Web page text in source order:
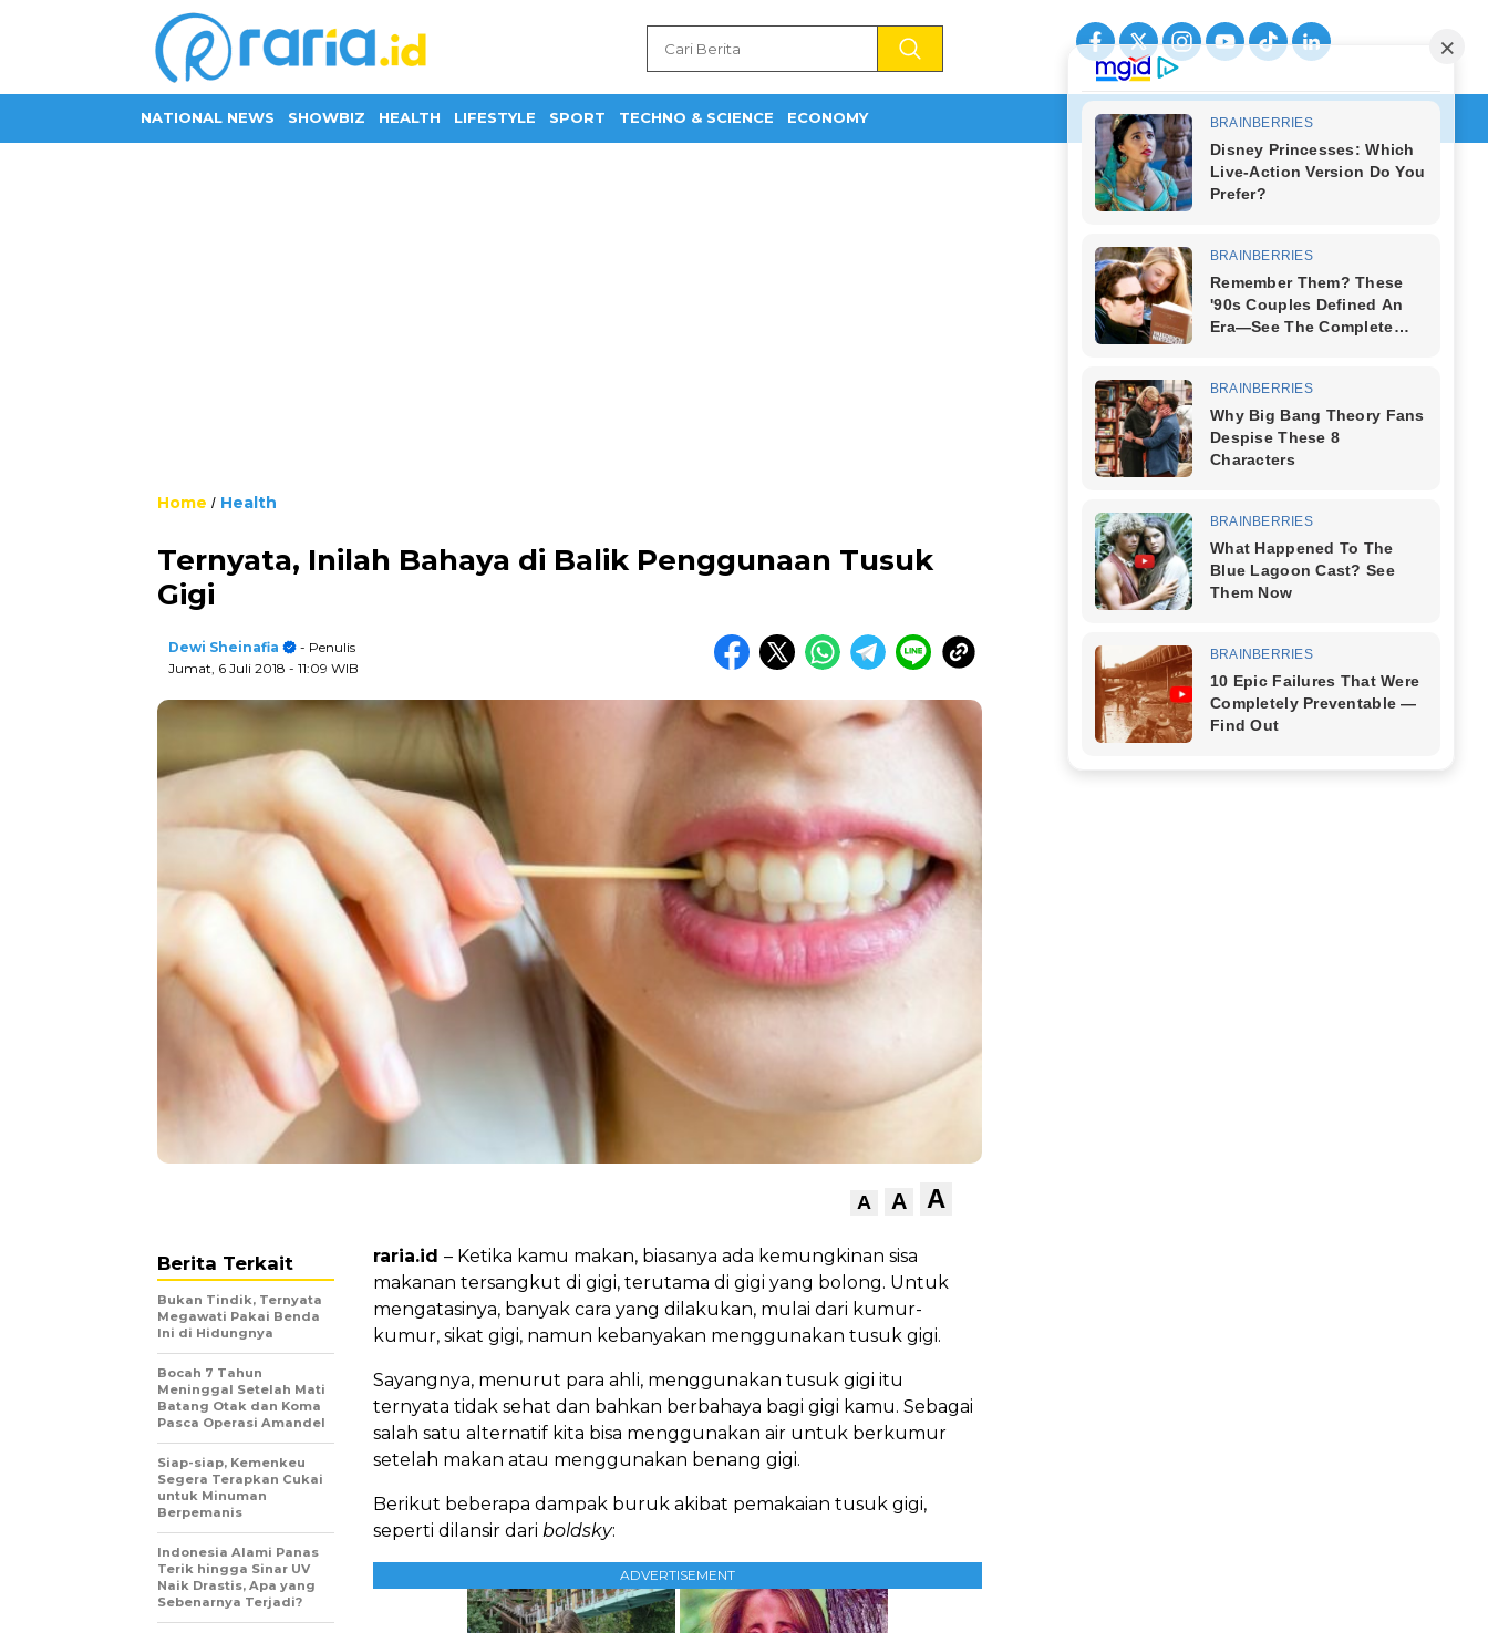
NATIONAL NEWS SHOWBIZ HEALTH LIFESTYLE SPORT TECHNO & SCIENCE ECONOMY
Home / Health
Ternyata, Inilah Bahaya di Balik Penggunaan Tusuk
Gigi
Dewi Sheinafia
- Penulis
Jumat, 6 Juli 2018 - 11:09 WIB
A A A
raria.id – Ketika kamu makan, biasanya ada kemungkinan sisa
makanan tersangkut di gigi, terutama di gigi yang bolong. Untuk
mengatasinya, banyak cara yang dilakukan, mulai dari kumur-
kumur, sikat gigi, namun kebanyakan menggunakan tusuk gigi.
Sayangnya, menurut para ahli, menggunakan tusuk gigi itu
ternyata tidak sehat dan bahkan berbahaya bagi gigi kamu. Sebagai
salah satu alternatif kita bisa menggunakan air untuk berkumur
setelah makan atau menggunakan benang gigi.
Berikut beberapa dampak buruk akibat pemakaian tusuk gigi,
seperti dilansir dari boldsky:
ADVERTISEMENT
Berita Terkait
Bukan Tindik, Ternyata
Megawati Pakai Benda
Ini di Hidungnya
Bocah 7 Tahun
Meninggal Setelah Mati
Batang Otak dan Koma
Pasca Operasi Amandel
Siap-siap, Kemenkeu
Segera Terapkan Cukai
untuk Minuman
Berpemanis
Indonesia Alami Panas
Terik hingga Sinar UV
Naik Drastis, Apa yang
Sebenarnya Terjadi?